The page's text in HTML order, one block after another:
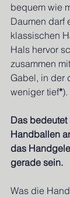
bequem wie
Daumen darf
klassischen
Hals hervor
zusammen
Gabel, in der
weniger tief*).
Das
Handballen
das
gerade sein.
Was die